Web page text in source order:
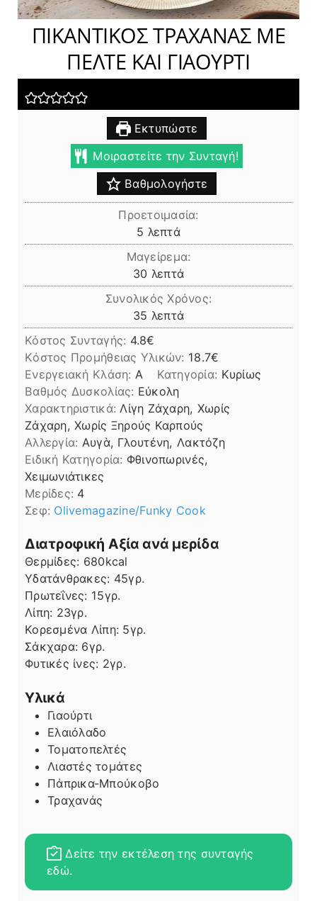
ΠΙΚΑΝΤΙΚΟΣ ΤΡΑΧΑΝΑΣ ΜΕ
ΠΕΛΤΕ ΚΑΙ ΓΙΑΟΥΡΤΙ
Εκτυπώστε
Μοιραστείτε την Συνταγή!
Βαθμολογήστε
Προετοιμασία:
5 λεπτά
λεπτά
Μαγείρεμα:
30 λεπτά
λεπτά
Συνολικός Χρόνος:
35 λεπτά
λεπτά
Κόστος Συνταγής: 4.8€
Kόστος Προμήθειας Υλικών: 18.7
Ενεργειακή Κλάση: A Κατηγορία: Κυρίως
Βαθμός Δυσκολίας: Εύκολη
Χαρακτηριστικά: Λίγη Ζάχαρη, Χωρίς
Ζάχαρη, Χωρίς Ξηρούς Καρπούς
Αλλεργία: Αυγὰ, Γλουτένη, Λακτόζη
Ειδική Κατηγορία: Φθινοπωρινές,
Χειμωνιάτικες
Μερίδες: 4
Σεφ: Olivemagazine/Funky Cook
Διατροφική Αξία ανά μερίδα
Θερμίδες: 680kcal
Υδατάνθρακες: 45γρ.
Πρωτεΐνες: 15γρ.
Λίπη
Λίπη: 23γρ.
Κορεσμένα Λίπη: 5γρ.
Σάκχαρα: 6γρ.
Φυτικές ίνες: 2γρ.
Υλικά
Γιαούρτι
Ελαιόλαδο
Τοματοπελτές
Λιαστές τομάτες
Πάπρικα-Μπούκοβο
Τραχανάς
Δείτε την εκτέλεση της συνταγής
εδώ.